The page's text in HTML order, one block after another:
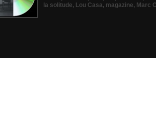
la solitude, Lou Casa, magazine, Marc